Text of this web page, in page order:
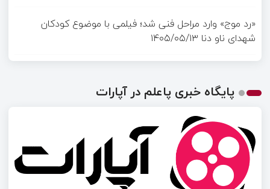
«رد موج» وارد مراحل فنی شد؛ فیلمی با موضوع کودکان
شهدای ناو دنا ۱۴۰۵/۰۵/۱۳
پایگاه خبری پاعلم در آپارات